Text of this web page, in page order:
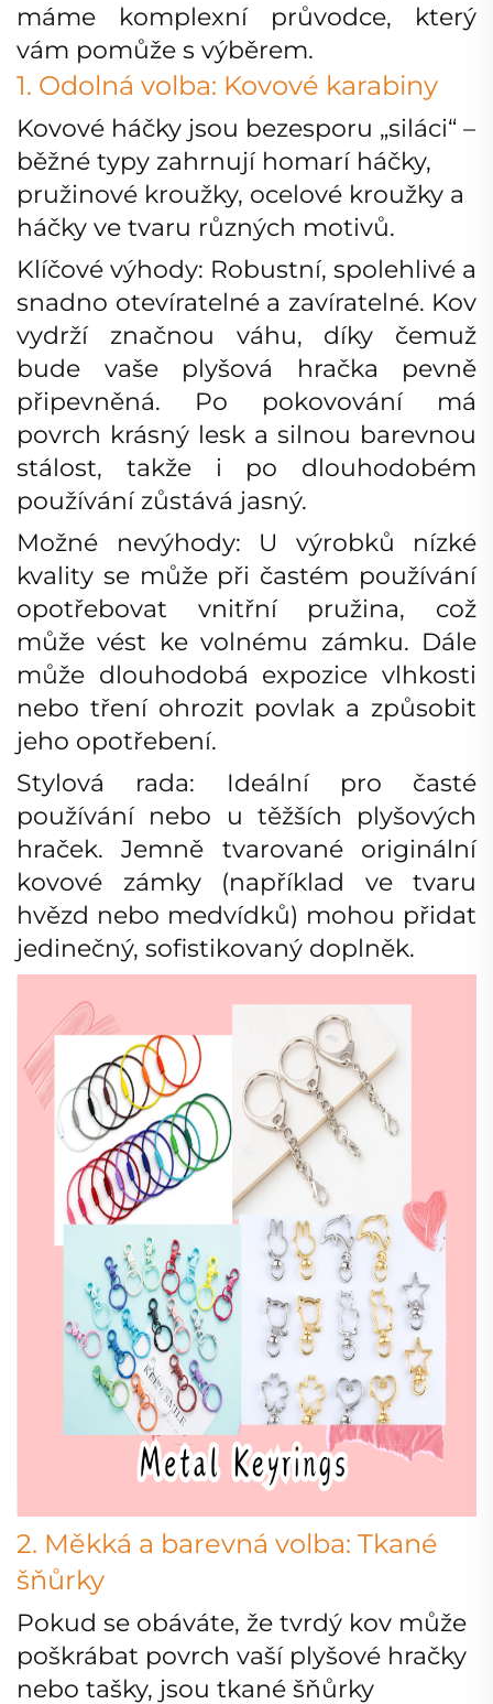
máme komplexní průvodce, který
vám pomůže s výběrem.
1. Odolná volba: Kovové karabiny
Kovové háčky jsou bezesporu „siláci“ –
běžné typy zahrnují homarí háčky,
pružinové kroužky, ocelové kroužky a
háčky ve tvaru různých motivů.
Klíčové výhody: Robustní, spolehlivé a
snadno otevíratelné a zavíratelné. Kov
vydrží značnou váhu, díky čemuž
bude vaše plyšová hračka pevně
připevněná. Po pokovování má
povrch krásný lesk a silnou barevnou
stálost, takže i po dlouhodobém
používání zůstává jasný.
Možné nevýhody: U výrobků nízké
kvality se může při častém používání
opotřebovat vnitřní pružina, což
může vést ke volnému zámku. Dále
může dlouhodobá expozice vlhkosti
nebo tření ohrozit povlak a způsobit
jeho opotřebení.
Stylová rada: Ideální pro časté
používání nebo u těžších plyšových
hraček. Jemně tvarované originální
kovové zámky (například ve tvaru
hvězd nebo medvídků) mohou přidat
jedinečný, sofistikovaný doplněk.
2. Měkká a barevná volba: Tkané
šňůrky
Pokud se obáváte, že tvrdý kov může
poškrábat povrch vaší plyšové hračky
nebo tašky, jsou tkané šňůrky